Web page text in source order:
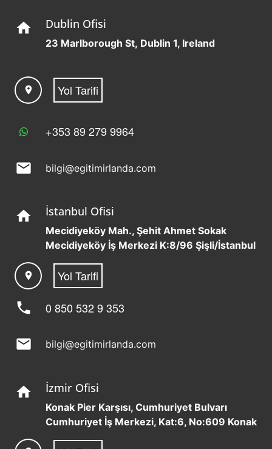
home Dublin Ofisi
23 Marlborough St, Dublin 1, Ireland
location_on Yol Tarifi
+353 89 279 9964
mail bilgi@egitimirlanda.com
home İstanbul Ofisi
Mecidiyeköy Mah., Şehit Ahmet Sokak
Mecidiyeköy İş Merkezi K:8/96 Şişli/İstanbul
location_on Yol Tarifi
phone 0 850 532 9 353
mail bilgi@egitimirlanda.com
home İzmir Ofisi
Konak Pier Karşısı, Cumhuriyet Bulvarı
Cumhuriyet İş Merkezi, Kat:6, No:609 Konak